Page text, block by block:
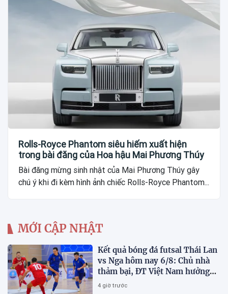
Rolls-Royce Phantom siêu hiếm xuất hiện
trong bài đăng của Hoa hậu Mai Phương Thúy
Bài đăng mừng sinh nhật của Mai Phương Thúy gây
chú ý khi đi kèm hình ảnh chiếc Rolls-Royce Phantom...
MỚI CẬP NHẬT
Kết quả bóng đá futsal Thái Lan
vs Nga hôm nay 6/8: Chủ nhà
thảm bại, ĐT Việt Nam hưởng
lợi lớn
4 giờ trước